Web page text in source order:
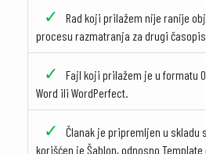
Rad koji prilažem nije ranije
procesu razmatranja za drugi časopis.
Fajl koji prilažem je u formatu
Word ili WordPerfect.
Članak je pripremljen u skladu
korišćen je Šablon, odnosno